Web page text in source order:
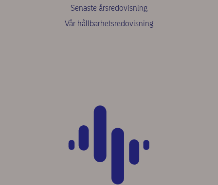
Senaste årsredovisning
Vår hållbarhetsredovisning